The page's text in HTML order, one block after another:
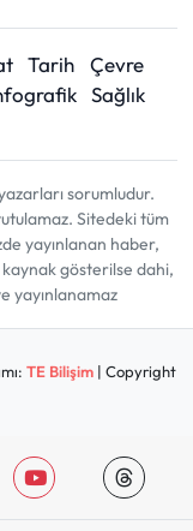
Tarih
Çevre
Sağlık
sorumludur.
Sitedeki tüm
yayınlanan haber,
kaynak gösterilse dahi,
yayınlanamaz
TE Bilişim| Copyright